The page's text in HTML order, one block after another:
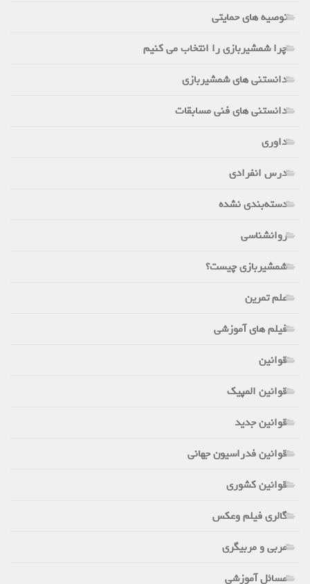
توصیه های حمایتی
چرا شمشیربازی را انتخاب می کنیم
دانستنی های شمشیربازی
دانستنی های فنی مسابقات
داوری
درس انفرادی
دسته‌بندی نشده
روانشناسی
شمشیربازی چیست؟
علم تمرین
فیلم های آموزشی
قوانین
قوانین المپیک
قوانین جدید
قوانین فدراسیون جهانی
قوانین کشوری
گالری فیلم وعکس
مربی و مربیگری
مسائل آموزشی